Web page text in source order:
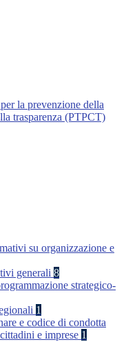
la prevenzione della
trasparenza (PTPCT)
su organizzazione e
generali 8
strategico-
1
e codice di condotta
e imprese 1